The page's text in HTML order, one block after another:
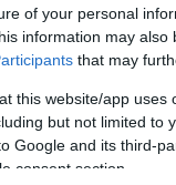
of your personal
information may
that may
this website/app
but not limited to
Google and its third-
consent section.
questo post su